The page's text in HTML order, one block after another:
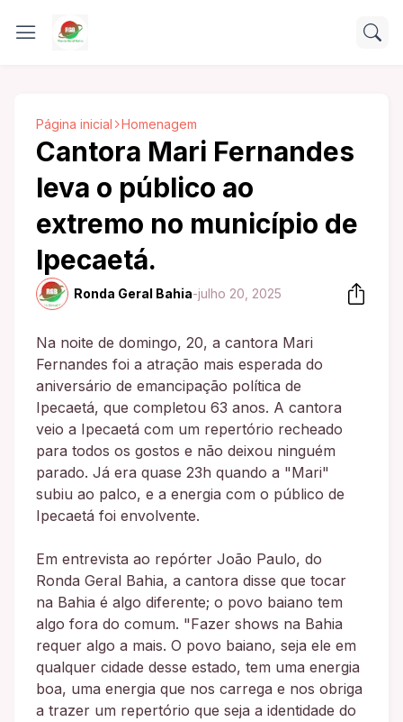
Página inicial Homenagem
Cantora Mari Fernandes
leva o público ao
extremo no município de
Ipecaetá.
Ronda Geral Bahia-julho 20, 2025
Na noite de domingo, 20, a cantora Mari
Fernandes foi a atração mais esperada do
aniversário de emancipação política de
Ipecaetá, que completou 63 anos. A cantora
veio a Ipecaetá com um repertório recheado
para todos os gostos e não deixou ninguém
parado. Já era quase 23h quando a "Mari"
subiu ao palco, e a energia com o público de
Ipecaetá foi envolvente.
Em entrevista ao repórter João Paulo, do
Ronda Geral Bahia, a cantora disse que tocar
na Bahia é algo diferente; o povo baiano tem
algo fora do comum. "Fazer shows na Bahia
requer algo a mais. O povo baiano, seja ele em
qualquer cidade desse estado, tem uma energia
boa, uma energia que nos carrega e nos obriga
a trazer um repertório que seja a identidade do